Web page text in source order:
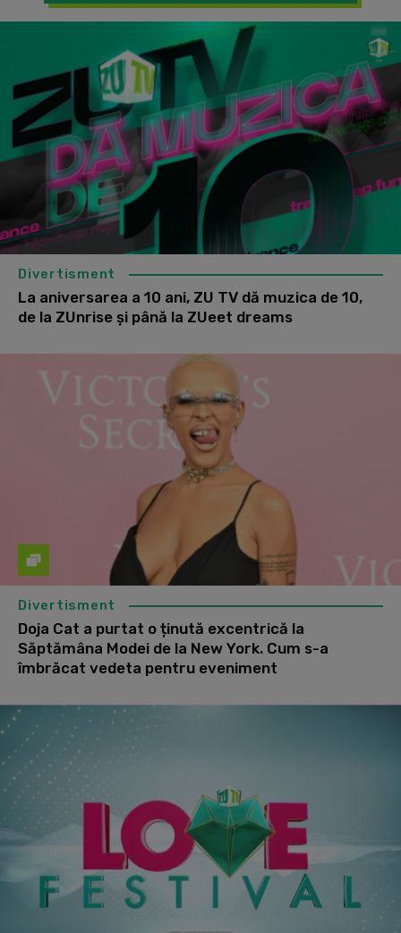
Divertisment
La aniversarea a 10 ani, ZU TV dă muzica de 10,
de la ZUnrise și până la ZUeet dreams
Divertisment
Doja Cat a purtat o ținută excentrică la
Săptămâna Modei de la New York. Cum s-a
îmbrăcat vedeta pentru eveniment